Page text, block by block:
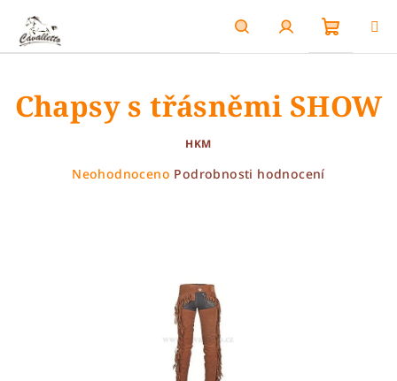
obsah
HledatPřihlášení
košík
Chapsy s třásněmi SHOW
HKM
Průměrné
Neohodnoceno Podrobnosti hodnocení